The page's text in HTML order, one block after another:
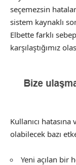
seçemezsin
sistem kaynaklı
Elbette farklı
karşılaştığımız
Kullanıcı
olabilecek bazı
Yeni açılan bir